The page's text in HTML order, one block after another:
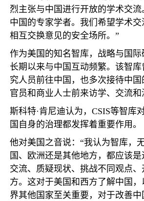
烈主张与中国进行开放的学术交
中国的专家学者。我们希望学术
相互交换意见的安全场所。”
作为美国的知名智库，战略与国际
长期以来与中国互动频繁。该智
究人员前往中国，也多次接待中国
官员和商业人士前来访学、交流和
斯科特·肯尼迪认为， CSIS等智库
国自身的治理都发挥着重要作用。
他对美国之音说：“我认为智库，
国、欧洲还是其他地方，都应该是
交流、质疑现状、挑战不同观点
方。这对于美国和西方了解中国
界其他国家至关重要，对于改善